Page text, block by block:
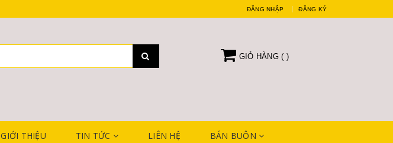
ĐĂNG NHẬP ĐĂNG KÝ
GIỎ HÀNG ( )
GIỚI THIỆU TIN TỨC LIÊN HỆ BÁN BUÔN